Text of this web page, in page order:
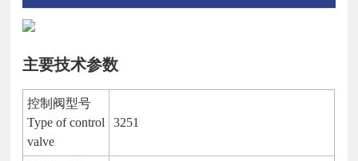
主要技术参数
控制阀型号
Type of control
valve
3251